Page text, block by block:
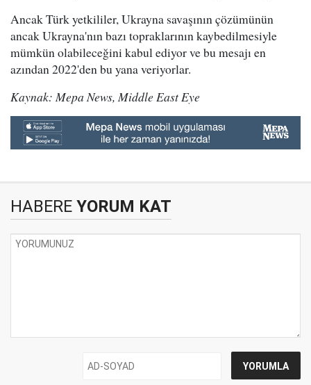
Ancak Türk yetkililer, Ukrayna savaşının çözümünün
ancak Ukrayna'nın bazı topraklarının kaybedilmesiyle
mümkün olabileceğini kabul ediyor ve bu mesajı en
azından 2022'den bu yana veriyorlar.
Kaynak: Mepa News, Middle East Eye
HABERE YORUM KAT